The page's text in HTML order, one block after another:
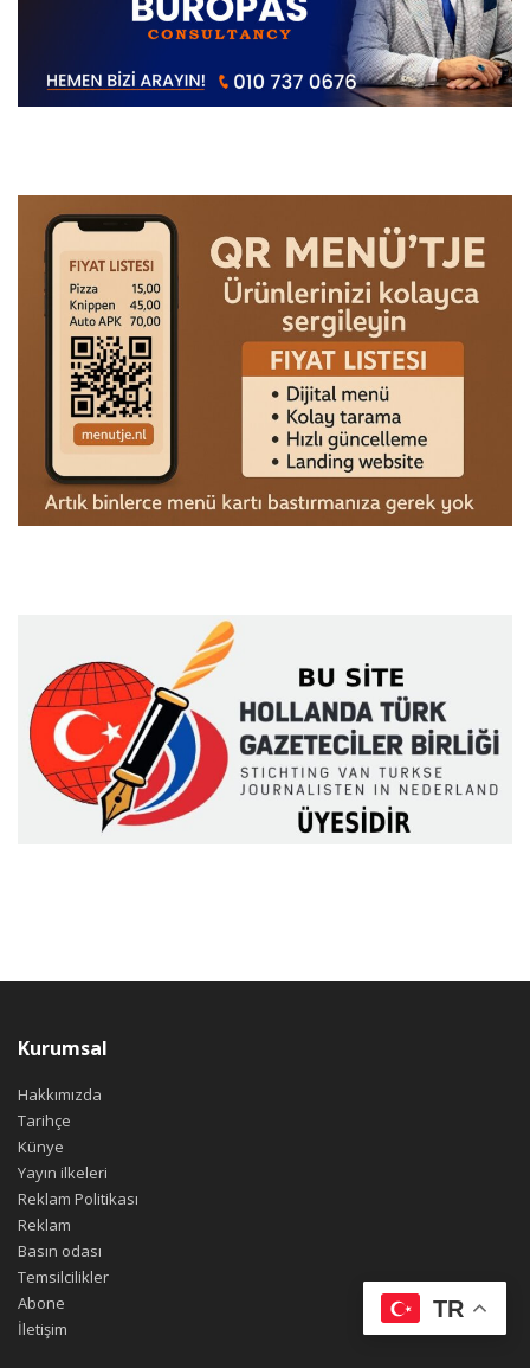
Kurumsal
Hakkımızda
Tarihçe
Künye
Yayın ilkeleri
Reklam Politikası
Reklam
Basın odası
Temsilcilikler
Abone
İletişim
TR